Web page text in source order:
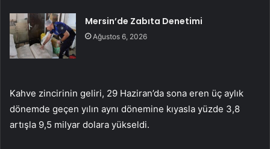
Mersin’de Zabıta Denetimi
Ağustos 6, 2026
Kahve zincirinin geliri, 29 Haziran’da sona eren üç aylık
dönemde geçen yılın aynı dönemine kıyasla yüzde 3,8
artışla 9,5 milyar dolara yükseldi.